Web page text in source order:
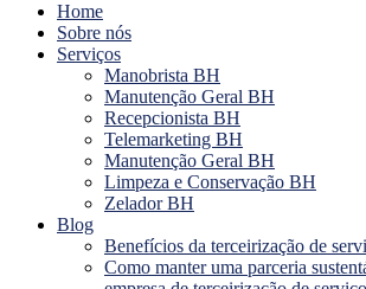
Home
Sobre nós
Serviços
Manobrista BH
Manutenção Geral BH
Recepcionista BH
Telemarketing BH
Manutenção Geral BH
Limpeza e Conservação BH
Zelador BH
Blog
Benefícios da terceirização de
Como manter uma parceria